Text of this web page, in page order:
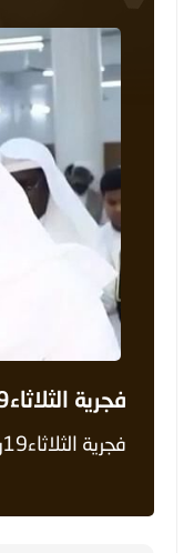
فجرية الثلاثاء19رجب-
فجرية الثلاثاء19رجب-